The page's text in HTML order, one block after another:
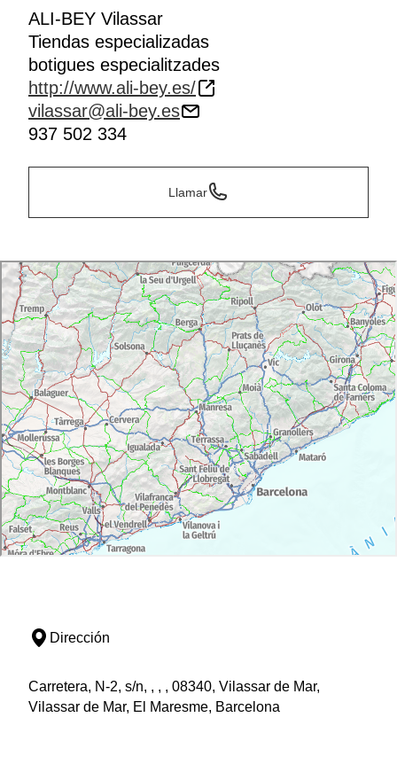
ALI-BEY Vilassar
Tiendas especializadas
botigues especialitzades
http://www.ali-bey.es/
vilassar@ali-bey.es
937 502 334
Llamar
Dirección
Carretera, N-2, s/n, , , , 08340, Vilassar de Mar,
Vilassar de Mar, El Maresme, Barcelona